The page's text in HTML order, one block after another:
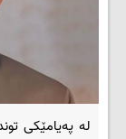
لە پەیامێکی